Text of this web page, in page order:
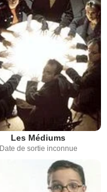
Les Médiums
Date de sortie inconnue